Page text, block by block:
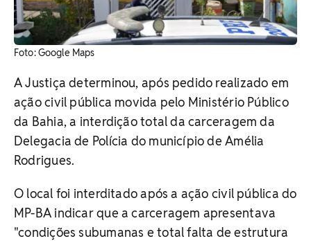
Foto: Google Maps
A Justiça determinou, após pedido realizado em
ação civil pública movida pelo Ministério Público
da Bahia, a interdição total da carceragem da
Delegacia de Polícia do município de Amélia
Rodrigues.
O local foi interditado após a ação civil pública do
MP-BA indicar que a carceragem apresentava
"condições subumanas e total falta de estrutura